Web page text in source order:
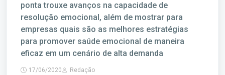
ponta trouxe avanços na capacidade de
resolução emocional, além de mostrar para
empresas quais são as melhores estratégias
para promover saúde emocional de maneira
eficaz em um cenário de alta demanda
17/06/2020
Redação